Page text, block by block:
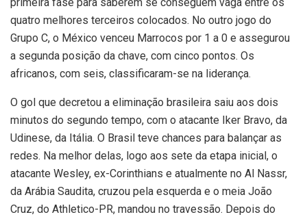
quatro melhores terceiros colocados. No outro jogo do
Grupo C, o México venceu Marrocos por 1 a 0 e assegurou
a segunda posição da chave, com cinco pontos. Os
africanos, com seis, classificaram-se na liderança.
O gol que decretou a eliminação brasileira saiu aos dois
minutos do segundo tempo, com o atacante Iker Bravo, da
Udinese, da Itália. O Brasil teve chances para balançar as
redes. Na melhor delas, logo aos sete da etapa inicial, o
atacante Wesley, ex-Corinthians e atualmente no Al Nassr,
da Arábia Saudita, cruzou pela esquerda e o meia João
Cruz, do Athletico-PR, mandou no travessão. Depois do